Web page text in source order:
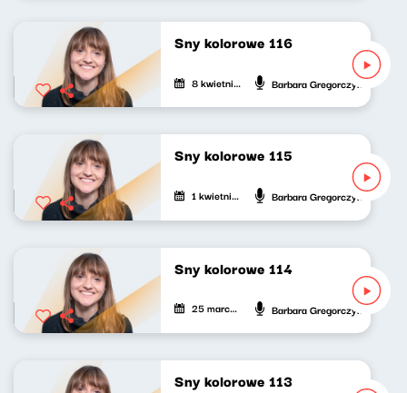
Sny kolorowe 116
8 kwietnia 2023 Barbara Gregorczyk
Sny kolorowe 115
1 kwietnia 2023 Barbara Gregorczyk
Sny kolorowe 114
25 marca 2023 Barbara Gregorczyk
Sny kolorowe 113